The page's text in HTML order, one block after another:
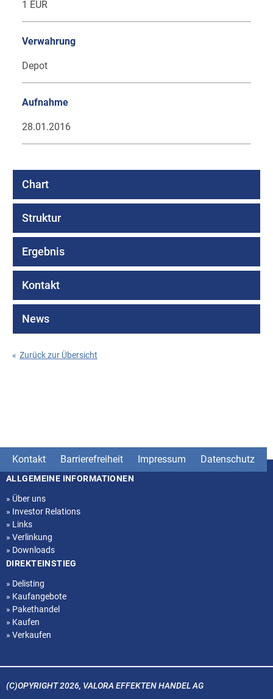
1 EUR
Verwahrung
Depot
Aufnahme
28.01.2016
Chart
Struktur
Ergebnis
Kontakt
News
« Zurück zur Übersicht
Kontakt Barrierefreiheit Impressum Datenschutz
Seitenstruktur
ALLGEMEINE INFORMATIONEN
» Über uns
» Investor Relations
» Links
» Verlinkung
» Downloads
DIREKTEINSTIEG
» Delisting
» Kaufangebote
» Pakethandel
» Kaufen
» Verkaufen
(C)OPYRIGHT 2026, VALORA EFFEKTEN HANDEL AG